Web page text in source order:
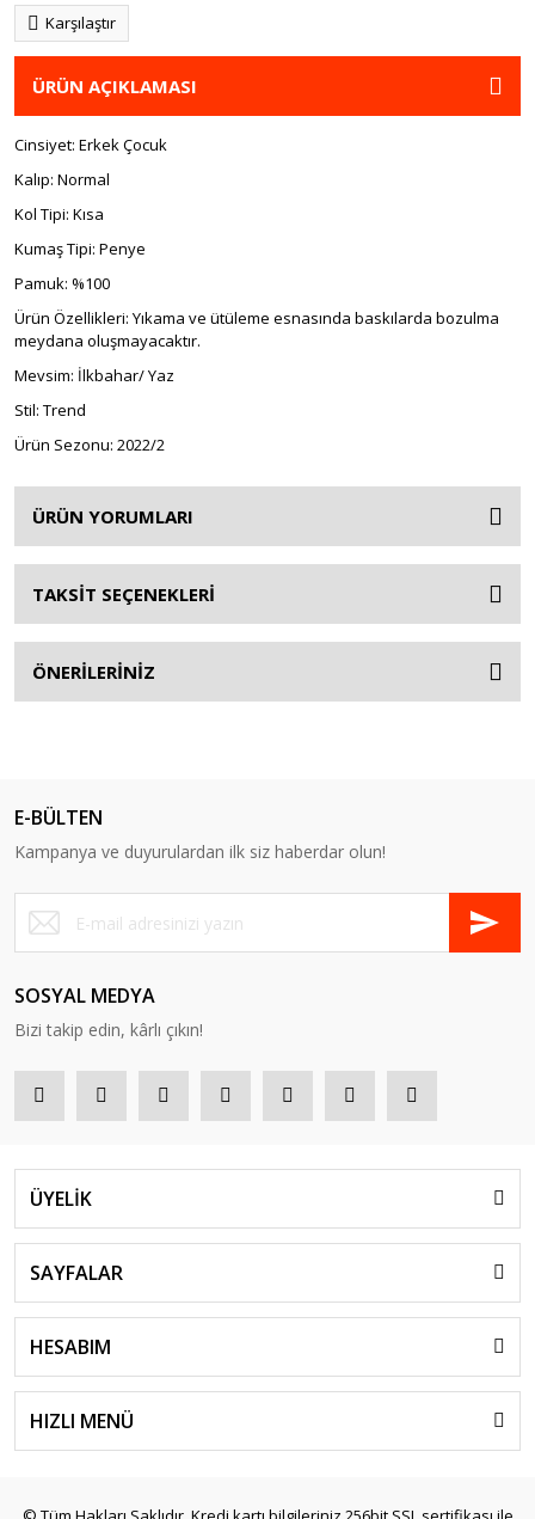
Karşılaştır
ÜRÜN AÇIKLAMASI
Cinsiyet: Erkek Çocuk
Kalıp: Normal
Kol Tipi: Kısa
Kumaş Tipi: Penye
Pamuk: %100
Ürün Özellikleri: Yıkama ve ütüleme esnasında baskılarda bozulma
meydana oluşmayacaktır.
Mevsim: İlkbahar/ Yaz
Stil: Trend
Ürün Sezonu: 2022/2
ÜRÜN YORUMLARI
TAKSİT SEÇENEKLERİ
ÖNERİLERİNİZ
E-BÜLTEN
Kampanya ve duyurulardan ilk siz haberdar olun!
SOSYAL MEDYA
Bizi takip edin, kârlı çıkın!
ÜYELİK
SAYFALAR
HESABIM
HIZLI MENÜ